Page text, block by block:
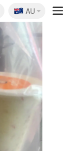
🇦🇺
AU